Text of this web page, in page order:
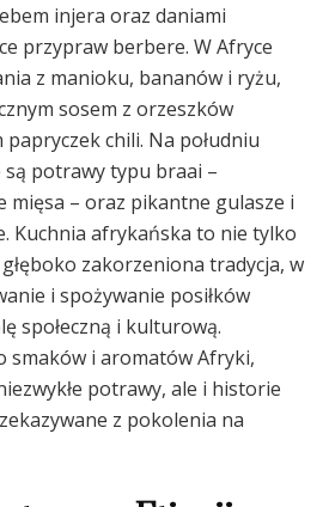
injera oraz daniami
przypraw berbere. W Afryce
z manioku, bananów i ryżu,
sosem z orzeszków
chili. Na południu
potrawy typu braai –
mięsa – oraz pikantne gulasze i
Kuchnia afrykańska to nie tylko
zakorzeniona tradycja, w
i spożywanie posiłków
społeczną i kulturową.
smaków i aromatów Afryki,
potrawy, ale i historie
z pokolenia na